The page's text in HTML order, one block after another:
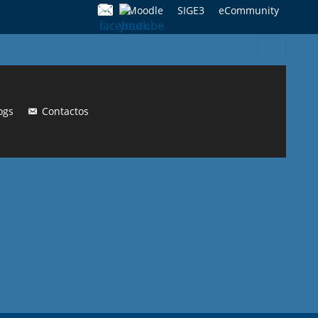
Moodle SIGE3 eCommunity
for:
Contactos